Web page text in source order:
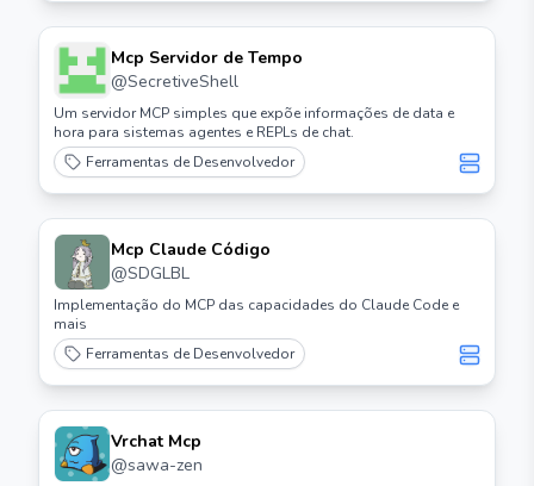
Mcp Servidor de Tempo
@SecretiveShell
Um servidor MCP simples que expõe informações de data e
hora para sistemas agentes e REPLs de chat.
Ferramentas de Desenvolvedor
Mcp Claude Código
@SDGLBL
Implementação do MCP das capacidades do Claude Code e
mais
Ferramentas de Desenvolvedor
Vrchat Mcp
@sawa-zen